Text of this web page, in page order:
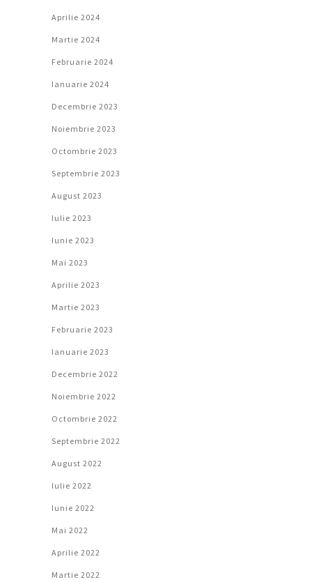
Aprilie 2024
Martie 2024
Februarie 2024
Ianuarie 2024
Decembrie 2023
Noiembrie 2023
Octombrie 2023
Septembrie 2023
August 2023
Iulie 2023
Iunie 2023
Mai 2023
Aprilie 2023
Martie 2023
Februarie 2023
Ianuarie 2023
Decembrie 2022
Noiembrie 2022
Octombrie 2022
Septembrie 2022
August 2022
Iulie 2022
Iunie 2022
Mai 2022
Aprilie 2022
Martie 2022